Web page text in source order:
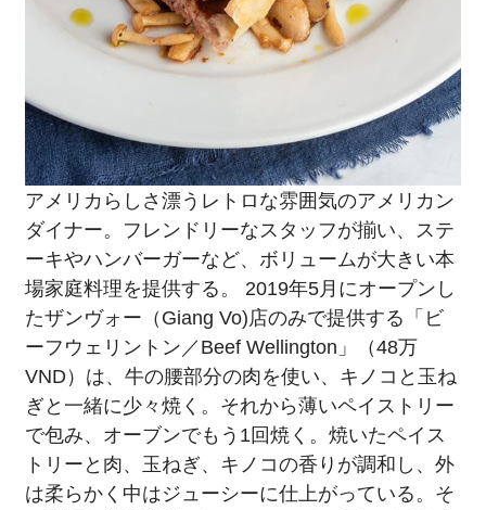
アメリカらしさ漂うレトロな雰囲気のアメリカン
ダイナー。フレンドリーなスタッフが揃い、ステ
ーキやハンバーガーなど、ボリュームが大きい本
場家庭料理を提供する。 2019年5月にオープンし
たザンヴォー（Giang Vo)店のみで提供する「ビ
ーフウェリントン／Beef Wellington」（48万
VND）は、牛の腰部分の肉を使い、キノコと玉ね
ぎと一緒に少々焼く。それから薄いペイストリー
で包み、オーブンでもう1回焼く。焼いたペイス
トリーと肉、玉ねぎ、キノコの香りが調和し、外
は柔らかく中はジューシーに仕上がっている。そ